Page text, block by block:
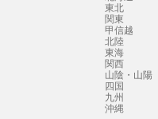
東北
関東
甲信越
北陸
東海
関西
山陰・山陽
四国
九州
沖縄